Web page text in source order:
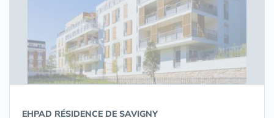
EHPAD RÉSIDENCE DE SAVIGNY